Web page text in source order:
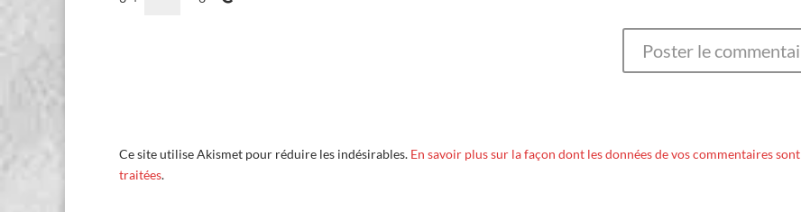
Ce site utilise Akismet pour réduire les indésirables. En savoir plus sur la façon dont les données de vos commentaires sont
traitées.